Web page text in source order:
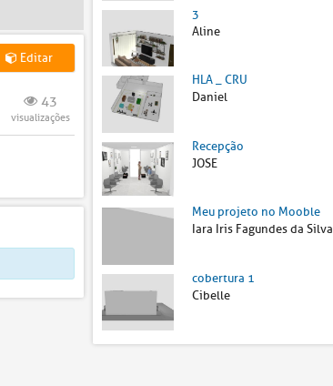
Editar
43
visualizações
3
Aline
HLA _ CRU
Daniel
Recepção
JOSE
Meu projeto no Mooble
Iara Iris Fagundes da Silva
cobertura 1
Cibelle